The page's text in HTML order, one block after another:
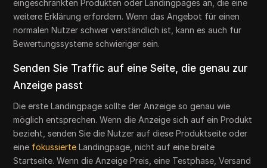
eingeschränkten Produkten oder Landingpages an, die eine
weitere Erklärung erfordern. Wenn das Angebot für einen
normalen Nutzer schwer verständlich ist, kann es auch für
Bewertungssysteme schwieriger sein.
Senden Sie Traffic auf eine Seite, die genau zur
Anzeige passt
Die erste Landingpage sollte der Anzeige so genau wie
möglich entsprechen. Wenn die Anzeige sich auf ein Produkt
bezieht, senden Sie die Nutzer auf diese Produktseite oder
eine fokussierte Landingpage, nicht auf eine breite
Startseite. Wenn die Anzeige Preis, eine Testphase, Versand